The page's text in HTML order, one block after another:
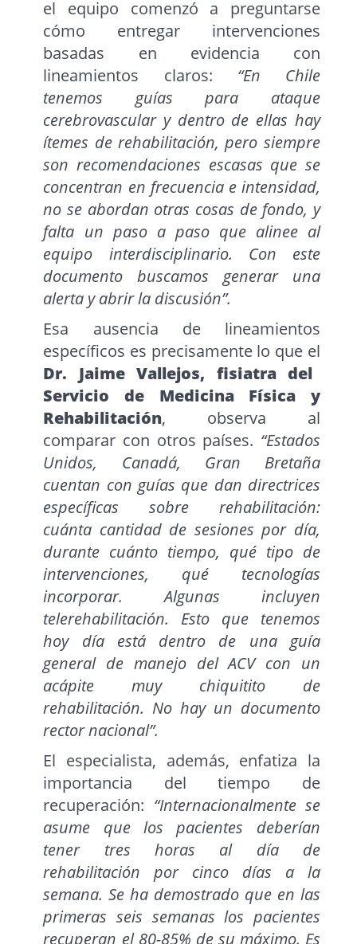
el equipo comenzó a preguntarse
cómo entregar intervenciones
basadas en evidencia con
lineamientos claros: “En Chile
tenemos guías para ataque
cerebrovascular y dentro de ellas hay
ítemes de rehabilitación, pero siempre
son recomendaciones escasas que se
concentran en frecuencia e intensidad,
no se abordan otras cosas de fondo, y
falta un paso a paso que alinee al
equipo interdisciplinario. Con este
documento buscamos generar una
alerta y abrir la discusión”.
Esa ausencia de lineamientos
específicos es precisamente lo que el
Dr. Jaime Vallejos, fisiatra del
Servicio de Medicina Física y
Rehabilitación, observa al
comparar con otros países. “Estados
Unidos, Canadá, Gran Bretaña
cuentan con guías que dan directrices
específicas sobre rehabilitación:
cuánta cantidad de sesiones por día,
durante cuánto tiempo, qué tipo de
intervenciones, qué tecnologías
incorporar. Algunas incluyen
telerehabilitación. Esto que tenemos
hoy día está dentro de una guía
general de manejo del ACV con un
acápite muy chiquitito de
rehabilitación. No hay un documento
rector nacional”.
El especialista, además, enfatiza la
importancia del tiempo de
recuperación: “Internacionalmente se
asume que los pacientes deberían
tener tres horas al día de
rehabilitación por cinco días a la
semana. Se ha demostrado que en las
primeras seis semanas los pacientes
recuperan el 80-85% de su máximo. Es